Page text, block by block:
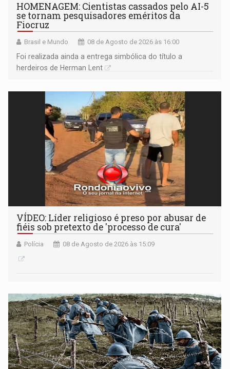
HOMENAGEM: Cientistas cassados pelo AI-5
se tornam pesquisadores eméritos da
Fiocruz
Brasil e Mundo 08 de Agosto de 2026 às 16:00
Foi realizada ainda a entrega simbólica do título a
herdeiros de Herman Lent
VÍDEO: Líder religioso é preso por abusar de
fiéis sob pretexto de 'processo de cura'
Polícia 08 de Agosto de 2026 às 15:09